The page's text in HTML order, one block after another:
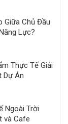
Giữa Chủ Đầu
Lực?
Thực Tế Giải
Dự Án
Ngoài Trời
và Cafe